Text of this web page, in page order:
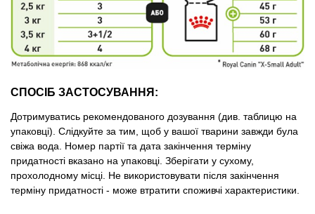
СПОСІБ ЗАСТОСУВАННЯ:
Дотримуватись рекомендованого дозування (див. таблицю на
упаковці). Слідкуйте за тим, щоб у вашої тварини завжди була
свіжа вода. Номер партії та дата закінчення терміну
придатності вказано на упаковці. Зберігати у сухому,
прохолодному місці. Не використовувати після закінчення
терміну придатності - може втратити споживчі характеристики.